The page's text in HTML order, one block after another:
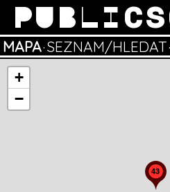
MAPA·SEZNAM/HLEDAT·
43
+
−